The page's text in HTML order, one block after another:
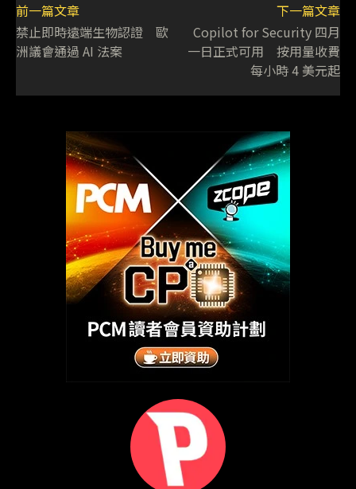
前一篇文章
禁止即時遠端生物認證 歐
洲議會通過 AI 法案
下一篇文章
Copilot for Security 四月
一日正式可用 按用量收費
每小時 4 美元起